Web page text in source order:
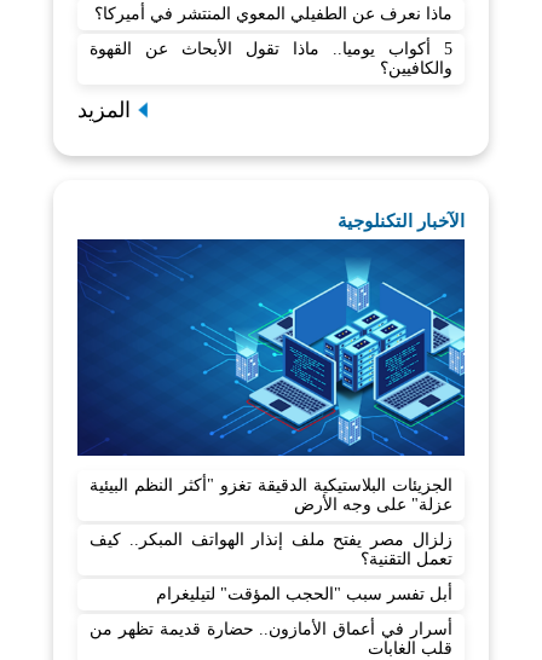
ماذا نعرف عن الطفيلي المعوي المنتشر في أميركا؟
5 أكواب يوميا.. ماذا تقول الأبحاث عن القهوة
والكافيين؟
المزيد
الآخبار التكنلوجية
الجزيئات البلاستيكية الدقيقة تغزو "أكثر النظم البيئية
عزلة" على وجه الأرض
زلزال مصر يفتح ملف إنذار الهواتف المبكر.. كيف
تعمل التقنية؟
أبل تفسر سبب "الحجب المؤقت" لتيليغرام
أسرار في أعماق الأمازون.. حضارة قديمة تظهر من
قلب الغابات